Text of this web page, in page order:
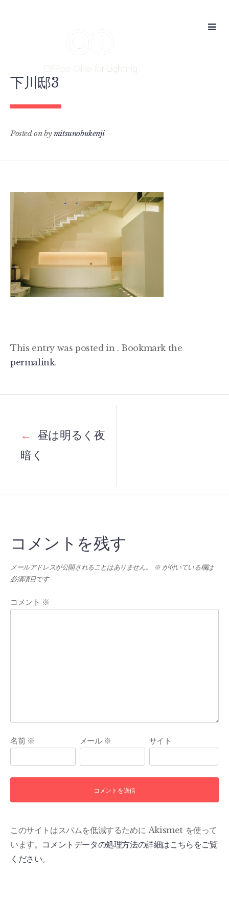
下川邸3
Posted onbymitsunobukenji
This entry was posted in . Bookmark the
permalink.
navigation
← 昼は明るく夜
暗く
コメントを残す
メールアドレスが公開されることはありません。 ※が付いている欄は
必須項目です
コメント ※
名前 ※ メール ※ サイト
このサイトはスパムを低減するために Akismet を使って
います。 コメントデータの処理方法の詳細はこちらをご覧
ください。